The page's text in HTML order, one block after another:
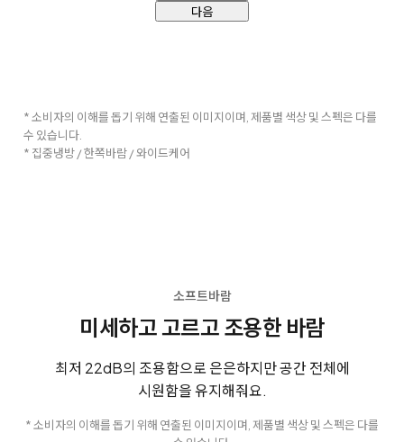
다음
* 소비자의 이해를 돕기 위해 연출된 이미지이며, 제품별 색상 및 스펙은 다를
수 있습니다.
* 집중냉방 / 한쪽바람 / 와이드케어
소프트바람
미세하고 고르고 조용한 바람
최저 22dB의 조용함으로 은은하지만 공간 전체에
시원함을 유지해줘요.
* 소비자의 이해를 돕기 위해 연출된 이미지이며, 제품별 색상 및 스펙은 다를